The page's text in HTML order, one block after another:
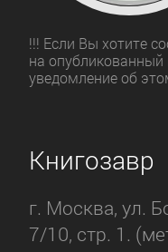
!!! Если Вы хотите
на
уведомление об
Книгозавр
г. Москва, ул.
7/10, стр. 1.